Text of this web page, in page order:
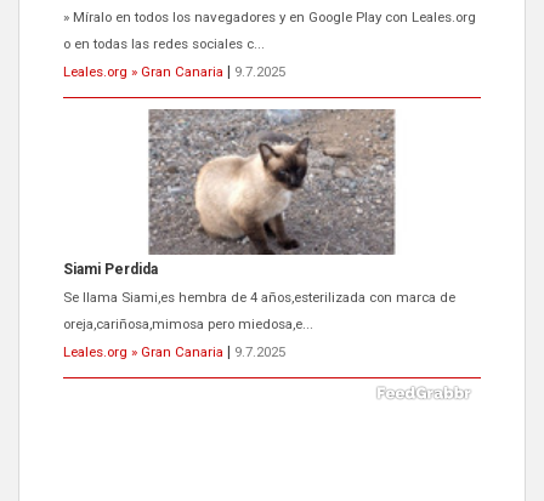
» Míralo en todos los navegadores y en Google Play con Leales.org
o en todas las redes sociales c...
Leales.org » Gran Canaria
9.7.2025
Siami Perdida
Se llama Siami,es hembra de 4 años,esterilizada con marca de
oreja,cariñosa,mimosa pero miedosa,e...
Leales.org » Gran Canaria
9.7.2025